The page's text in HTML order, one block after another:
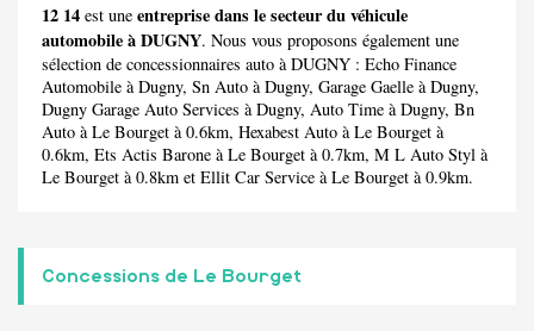
12 14 est une entreprise dans le secteur du véhicule
automobile à DUGNY. Nous vous proposons également une
sélection de concessionnaires auto à DUGNY : Echo Finance
Automobile à Dugny, Sn Auto à Dugny, Garage Gaelle à Dugny,
Dugny Garage Auto Services à Dugny, Auto Time à Dugny, Bn
Auto à Le Bourget à 0.6km, Hexabest Auto à Le Bourget à
0.6km, Ets Actis Barone à Le Bourget à 0.7km, M L Auto Styl à
Le Bourget à 0.8km et Ellit Car Service à Le Bourget à 0.9km.
Concessions de Le Bourget